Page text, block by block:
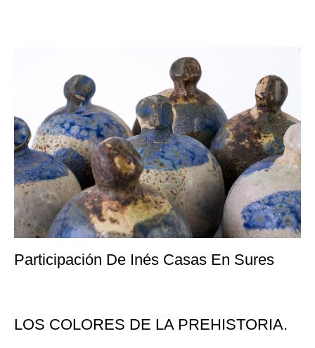
Participación De Inés Casas En Sures
LOS COLORES DE LA PREHISTORIA.